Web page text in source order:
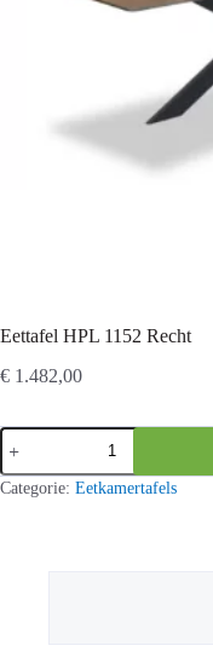
Eettafel HPL 1152 Recht
€ 1.482,00
Eettafel
HPL
1152
Recht
Categorie: Eetkamertafels